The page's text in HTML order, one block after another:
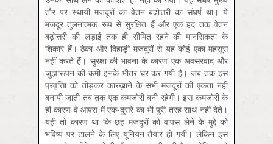
तौर पर स्थायी मजदूरों का वेतन बढ़ोत्तरी का संघर्ष था। ये
मजदूर तुलनात्मक रूप से सुरक्षित हैं और एक हद तक वेतन
बढ़ोत्तरी की लड़ाई तक ही सीमित रहने की मानसिकता के
शिकार हैं। ठेका और दिहाड़ी मजदूरों से यह कोई एका महसूस
नहीं करते हैं। सुरक्षा की भावना के कारण एक अवसरवाद और
जुझारूपन की कमी इनके भीतर घर कर गयी है। जब तक इस
प्रवृत्तिा को तोड़कर कारख़ाने के सभी मजदूरों की एकता नहीं
बनायी जाती तब तक एक कमजोरी बनी रहेगी। इस कमजोरी के
ही कारण वे आपस में एक-दूसरे का भी पूरी तरह साथ नहीं देते।
यही तो कारण था कि छह मजदूरों को वापस लेने के मुद्दे को
भविष्य पर टालने के लिए यूनियन तैयार हो गयी। लेकिन इस